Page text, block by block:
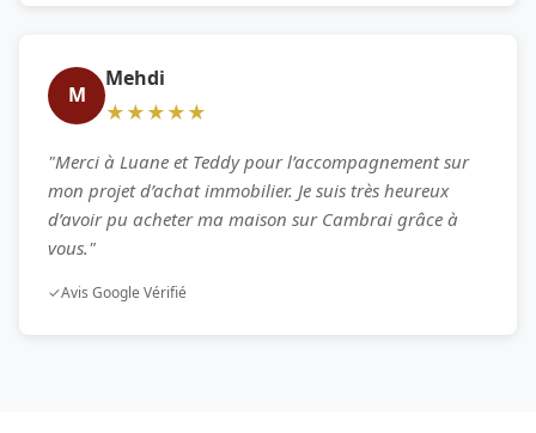
M
Mehdi
★★★★★
"Merci à Luane et Teddy pour l’accompagnement sur
mon projet d’achat immobilier. Je suis très heureux
d’avoir pu acheter ma maison sur Cambrai grâce à
vous."
✓Avis Google Vérifié